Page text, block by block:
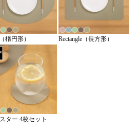
楕円形） Rectangle（長方形）
ター 4枚セット